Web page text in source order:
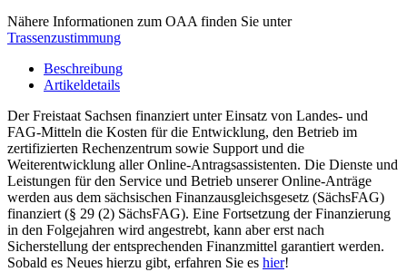
Nähere Informationen zum OAA finden Sie unter
Trassenzustimmung
Beschreibung
Artikeldetails
Der Freistaat Sachsen finanziert unter Einsatz von Landes- und
FAG-Mitteln die Kosten für die Entwicklung, den Betrieb im
zertifizierten Rechenzentrum sowie Support und die
Weiterentwicklung aller Online-Antragsassistenten. Die Dienste und
Leistungen für den Service und Betrieb unserer Online-Anträge
werden aus dem sächsischen Finanzausgleichsgesetz (SächsFAG)
finanziert (§ 29 (2) SächsFAG). Eine Fortsetzung der Finanzierung
in den Folgejahren wird angestrebt, kann aber erst nach
Sicherstellung der entsprechenden Finanzmittel garantiert werden.
Sobald es Neues hierzu gibt, erfahren Sie es hier!